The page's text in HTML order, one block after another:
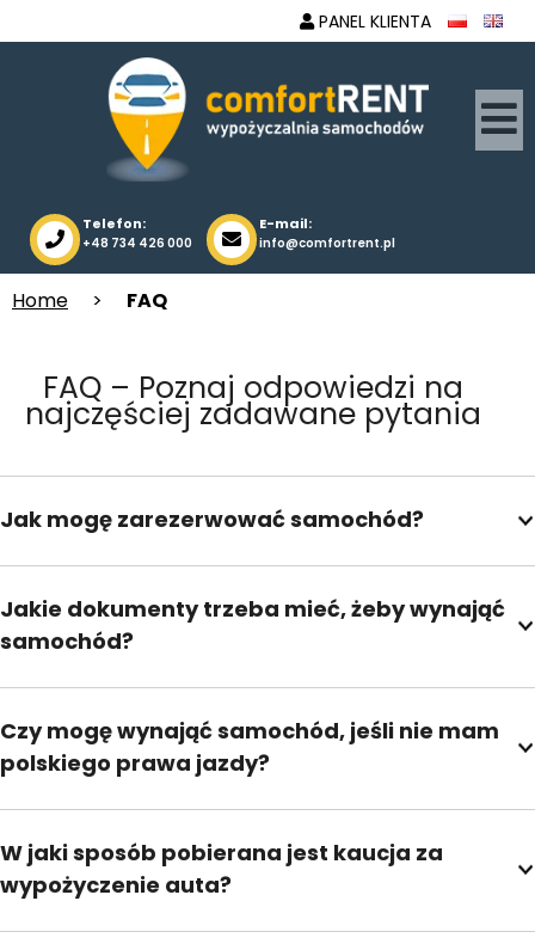
PANEL KLIENTA
Telefon:
+48 734 426 000
E-mail:
info@comfortrent.pl
Home > FAQ
FAQ – Poznaj odpowiedzi na
najczęściej zadawane pytania
Jak mogę zarezerwować samochód?
Jakie dokumenty trzeba mieć, żeby wynająć
samochód?
Czy mogę wynająć samochód, jeśli nie mam
polskiego prawa jazdy?
W jaki sposób pobierana jest kaucja za
wypożyczenie auta?